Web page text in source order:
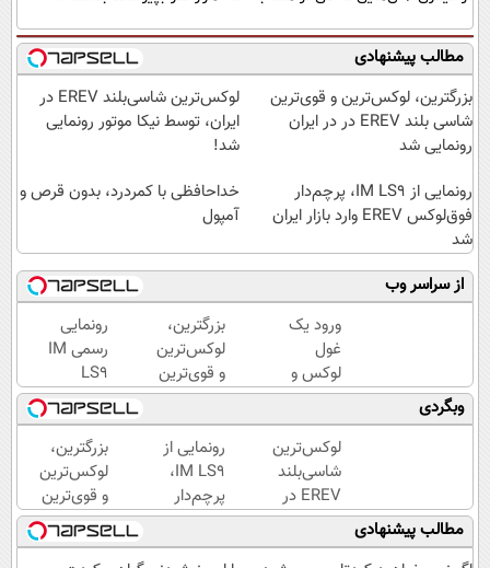
مطالب پیشنهادی
بزرگترین، لوکس‌ترین و قوی‌ترین
شاسی بلند EREV در در ایران
رونمایی شد
لوکس‌ترین شاسی‌بلند EREV در
ایران، توسط نیکا موتور رونمایی
شد!
رونمایی از IM LS9، پرچم‌دار
فوق‌لوکس EREV وارد بازار ایران
شد
خداحافظی با کمردرد، بدون قرص و
آمپول
از سراسر وب
ورود یک
غول
لوکس و
هوشمند
به ایران،
IM LS9
رسماً
رونمایی
شد
بزرگترین،
لوکس‌ترین
و قوی‌ترین
شاسی بلند
EREV در
در ایران
رونمایی
شد
رونمایی
رسمی IM
LS9
لوکس‌ترین
EREV در
ایران
وبگردی
لوکس‌ترین
شاسی‌بلند
EREV در
ایران،
توسط نیکا
رونمایی از
IM LS9،
پرچم‌دار
فوق‌لوکس
EREV
بزرگترین،
لوکس‌ترین
و قوی‌ترین
شاسی بلند
EREV در
مطالب پیشنهادی